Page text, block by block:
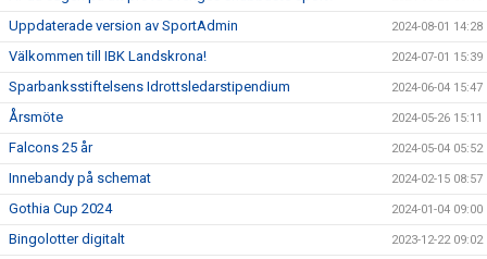
Uppdaterade version av SportAdmin 2024-08-01 14:28
Välkommen till IBK Landskrona! 2024-07-01 15:39
Sparbanksstiftelsens Idrottsledarstipendium 2024-06-04 15:47
Årsmöte 2024-05-26 15:11
Falcons 25 år 2024-05-04 05:52
Innebandy på schemat 2024-02-15 08:57
Gothia Cup 2024 2024-01-04 09:00
Bingolotter digitalt 2023-12-22 09:02